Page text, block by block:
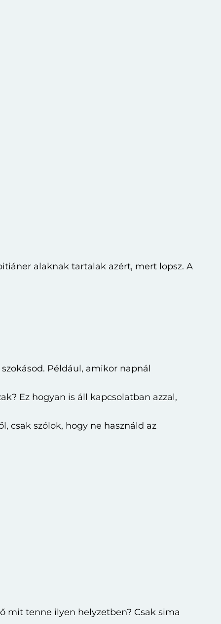
alaknak tartalak azért, mert lopsz. A
Például, amikor napnál
Ez hogyan is áll kapcsolatban azzal,
csak szólok, hogy ne használd az
mit tenne ilyen helyzetben? Csak sima